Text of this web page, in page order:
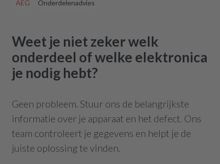
AEG Onderdelenadvies
Weet je niet zeker welk
onderdeel of welke elektronica
je nodig hebt?
Geen probleem. Stuur ons de belangrijkste
informatie over je apparaat en het defect. Ons
team controleert je gegevens en helpt je de
juiste oplossing te vinden.